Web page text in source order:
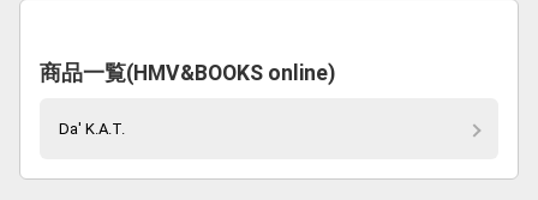
商品一覧(HMV&BOOKS online)
Da' K.A.T.